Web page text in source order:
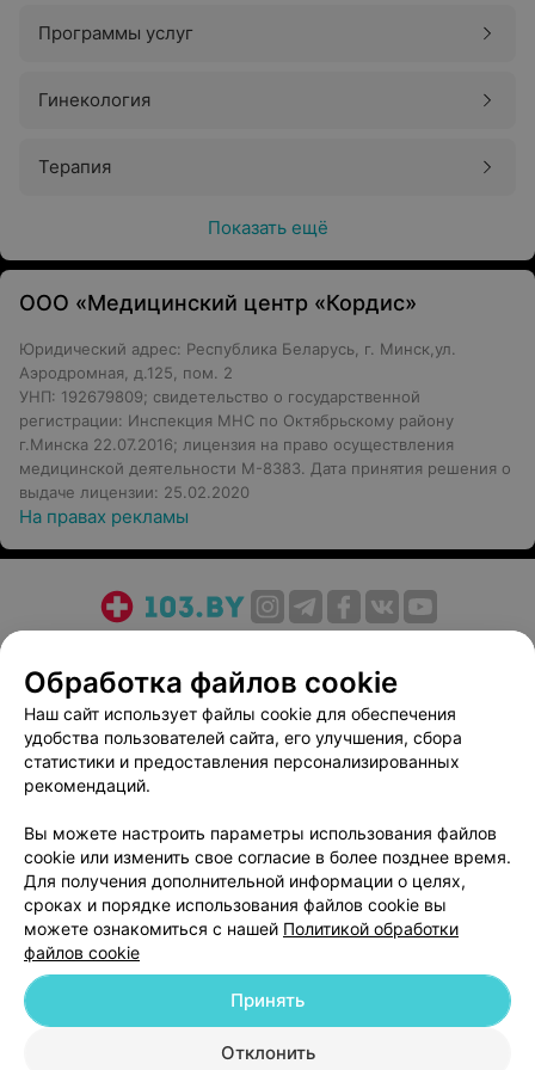
Ежедневный осмотр ног
с использованием зеркала
Поддержание гигиены:
мытьё ног теплой водой с
обработка увлажняющими кремами с мочевиной
необходимости профессиональные услуги педикюра
Использование обуви по размерус плотной
подошвой и фиксирующей пяткой, избегание
Подбор обуви во второй половине дня
нарушенной чувствительности стоп – использование
отпечатков стоп
Согревание ног исключительно с помощью теплой
обуви и носков, избегание батарей и грелок
Физическая активность при отсутствии
противопоказаний, прогулки и умеренные нагрузки
При появлении ран, язв, воспалений или отеков стоп
состояния и выбора подходящей схемы лечения
Программы услуг
Гинекология
Терапия
Показать ещё
ООО «Медицинский центр «Кордис»
Юридический адрес: Республика Беларусь, г. Минск,ул.
Аэродромная, д.125, пом. 2
УНП: 192679809; свидетельство о государственной
регистрации: Инспекция МНС по Октябрьскому району
г.Минска 22.07.2016; лицензия на право осуществления
медицинской деятельности М-8383. Дата принятия решения о
выдаче лицензии: 25.02.2020
На правах рекламы
Медицинский маркетинг
Публичный договор
Пользовательское соглашение
Способы оплаты
Вакансии
Партнеры
Написать руководителю 103.by
Персональные настройки cookie
Обработка персональных данных
Обработка файлов cookie
Наш сайт использует файлы cookie для обеспечения
удобства пользователей сайта, его улучшения, сбора
статистики и предоставления персонализированных
рекомендаций.
Вы можете настроить параметры использования файлов
cookie или изменить свое согласие в более позднее время.
Для получения дополнительной информации о целях,
сроках и порядке использования файлов cookie вы
можете ознакомиться с нашей Политикой обработки
файлов cookie
Отклонить
Принять